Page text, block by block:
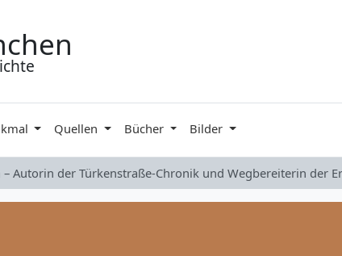
Quellen Bücher Bilder
Autorin der Türkenstraße-Chronik und Wegbereiterin der